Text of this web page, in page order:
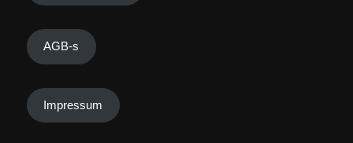
AGB-s
Impressum